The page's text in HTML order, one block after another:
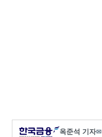
옥준석 기자✉